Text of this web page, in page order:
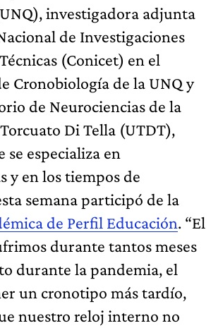
investigadora adjunta
de Investigaciones
(Conicet) en el
Cronobiología de la UNQ y
de Neurociencias de la
Di Tella (UTDT),
se especializa en
y en los tiempos de
semana participó de la
de Perfil Educación. “El
durante tantos meses
durante la pandemia, el
un cronotipo más tardío,
nuestro reloj interno no